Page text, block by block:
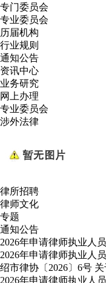
专门委员会
专业委员会
历届机构
行业规则
通知公告
资讯中心
业务研究
网上办理
专业委员会
涉外法律
律所招聘
律师文化
专题
通知公告
2026年申请律师执业人
2026年申请律师执业人
绍市律协〔2026〕6号
2026年申请律师执业人